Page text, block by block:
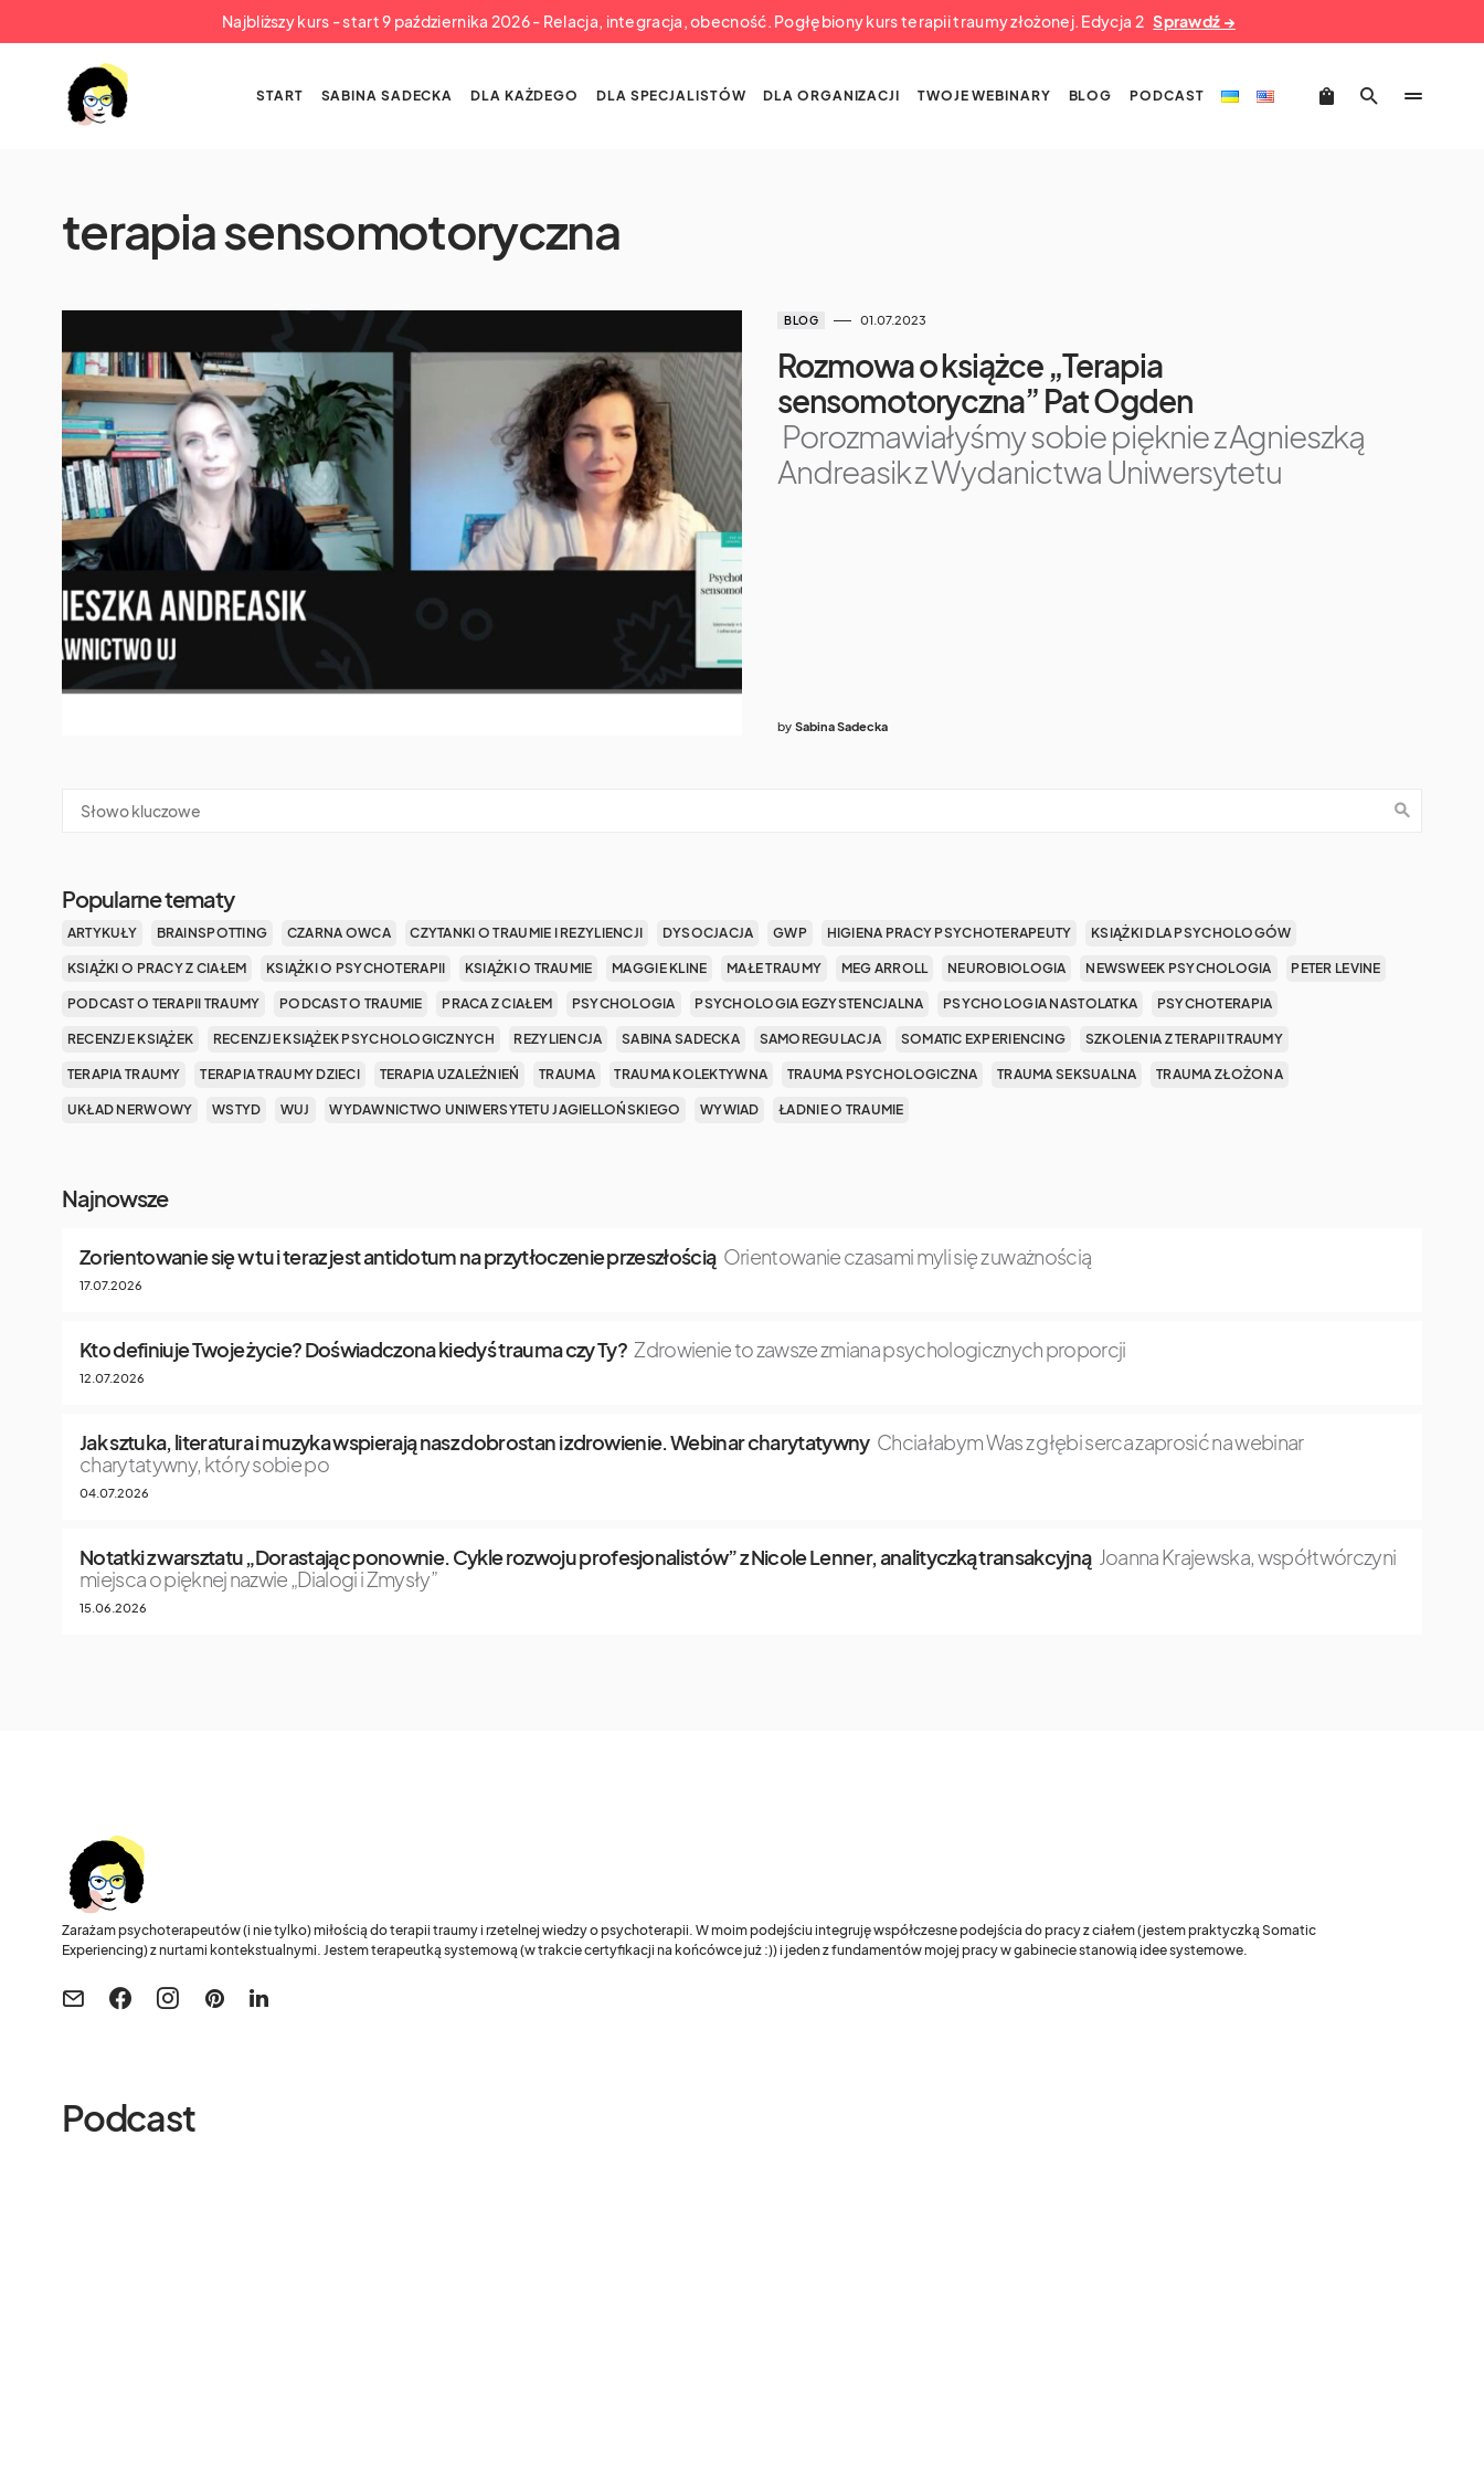
Najbliższy kurs - start 9 października 2026 - Relacja, integracja, obecność. Pogłębiony kurs terapii traumy złożonej. Edycja 2 Sprawdź →
START SABINA SADECKA DLA KAŻDEGO DLA SPECJALISTÓW DLA ORGANIZACJI TWOJE WEBINARY BLOG PODCAST
terapia sensomotoryczna
BLOG 01.07.2023
Rozmowa o książce „Terapia
sensomotoryczna” Pat Ogden
Porozmawiałyśmy sobie pięknie z Agnieszką
Andreasik z Wydanictwa Uniwersytetu
by Sabina Sadecka
Popularne tematy
ARTYKUŁY BRAINSPOTTING CZARNA OWCA CZYTANKI O TRAUMIE I REZYLIENCJI DYSOCJACJA GWP HIGIENA PRACY PSYCHOTERAPEUTY KSIĄŻKI DLA PSYCHOLOGÓW
KSIĄŻKI O PRACY Z CIAŁEM KSIĄŻKI O PSYCHOTERAPII KSIĄŻKI O TRAUMIE MAGGIE KLINE MAŁE TRAUMY MEG ARROLL NEUROBIOLOGIA NEWSWEEK PSYCHOLOGIA PETER LEVINE
PODCAST O TERAPII TRAUMY PODCAST O TRAUMIE PRACA Z CIAŁEM PSYCHOLOGIA PSYCHOLOGIA EGZYSTENCJALNA PSYCHOLOGIA NASTOLATKA PSYCHOTERAPIA
RECENZJE KSIĄŻEK RECENZJE KSIĄŻEK PSYCHOLOGICZNYCH REZYLIENCJA SABINA SADECKA SAMOREGULACJA SOMATIC EXPERIENCING SZKOLENIA Z TERAPII TRAUMY
TERAPIA TRAUMY TERAPIA TRAUMY DZIECI TERAPIA UZALEŻNIEŃ TRAUMA TRAUMA KOLEKTYWNA TRAUMA PSYCHOLOGICZNA TRAUMA SEKSUALNA TRAUMA ZŁOŻONA
UKŁAD NERWOWY WSTYD WUJ WYDAWNICTWO UNIWERSYTETU JAGIELLOŃSKIEGO WYWIAD ŁADNIE O TRAUMIE
Najnowsze
Zorientowanie się w tu i teraz jest antidotum na przytłoczenie przeszłością Orientowanie czasami myli się z uważnością
17.07.2026
Kto definiuje Twoje życie? Doświadczona kiedyś trauma czy Ty? Zdrowienie to zawsze zmiana psychologicznych proporcji
12.07.2026
Jak sztuka, literatura i muzyka wspierają nasz dobrostan i zdrowienie. Webinar charytatywny Chciałabym Was z głębi serca zaprosić na webinar
charytatywny, który sobie po
04.07.2026
Notatki z warsztatu „Dorastając ponownie. Cykle rozwoju profesjonalistów” z Nicole Lenner, analityczką transakcyjną Joanna Krajewska, współtwórczyni
miejsca o pięknej nazwie „Dialogi i Zmysły”
15.06.2026
Zarażam psychoterapeutów (i nie tylko) miłością do terapii traumy i rzetelnej wiedzy o psychoterapii. W moim podejściu integruję współczesne podejścia do pracy z ciałem (jestem praktyczką Somatic
Experiencing) z nurtami kontekstualnymi. Jestem terapeutką systemową (w trakcie certyfikacji na końcówce już :)) i jeden z fundamentów mojej pracy w gabinecie stanowią idee systemowe.
Podcast